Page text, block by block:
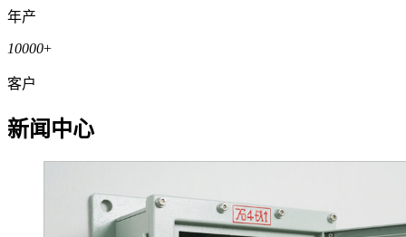
年产
10000+
客户
新闻中心